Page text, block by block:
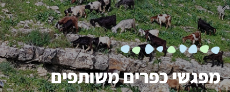
מפגשי כפרים משותפים